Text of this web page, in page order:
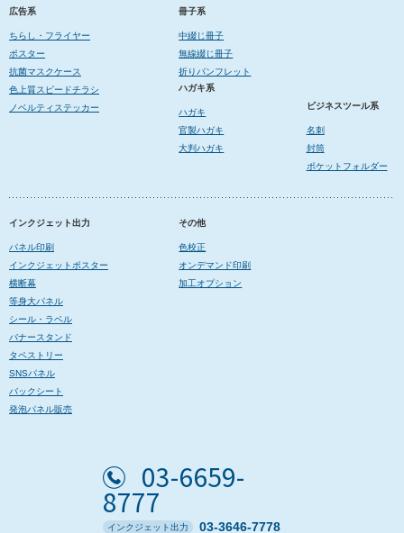
広告系
ちらし・フライヤー
ポスター
抗菌マスクケース
色上質スピードチラシ
ノベルティステッカー
冊子系
中綴じ冊子
無線綴じ冊子
折りパンフレット
ハガキ系
ハガキ
官製ハガキ
大判ハガキ
ビジネスツール系
名刺
封筒
ポケットフォルダー
インクジェット出力
パネル印刷
インクジェットポスター
横断幕
等身大パネル
シール・ラベル
バナースタンド
タペストリー
SNSパネル
バックシート
発泡パネル販売
その他
色校正
オンデマンド印刷
加工オプション
03-6659-
8777
インクジェット出力 03-3646-7778